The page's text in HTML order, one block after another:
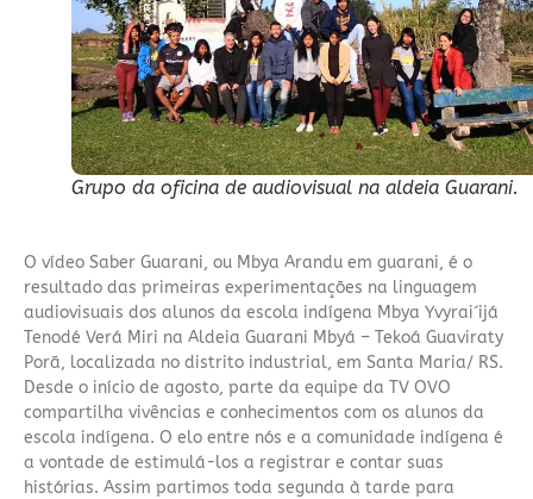
Grupo da oficina de audiovisual na aldeia Guarani.
O vídeo Saber Guarani, ou Mbya Arandu em guarani, é o
resultado das primeiras experimentações na linguagem
audiovisuais dos alunos da escola indígena Mbya Yvyrai´ijá
Tenodé Verá Miri na Aldeia Guarani Mbyá – Tekoá Guaviraty
Porã, localizada no distrito industrial, em Santa Maria/ RS.
Desde o início de agosto, parte da equipe da TV OVO
compartilha vivências e conhecimentos com os alunos da
escola indígena. O elo entre nós e a comunidade indígena é
a vontade de estimulá-los a registrar e contar suas
histórias. Assim partimos toda segunda à tarde para